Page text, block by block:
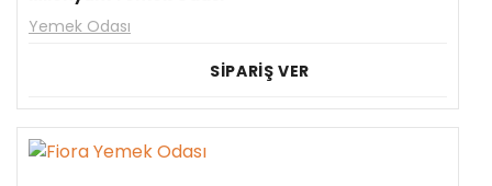
Yemek Odası
SİPARİŞ VER